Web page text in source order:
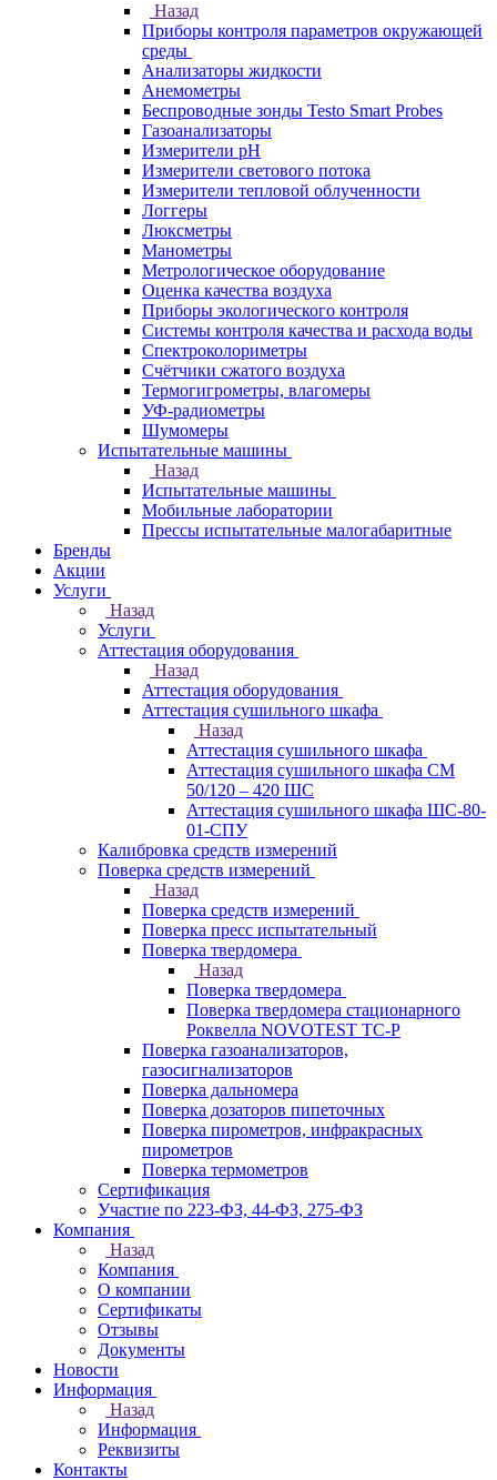
Назад
Приборы контроля параметров окружающей
среды
Анализаторы жидкости
Анемометры
Беспроводные зонды Testo Smart Probes
Газоанализаторы
Измерители pH
Измерители светового потока
Измерители тепловой облученности
Логгеры
Люксметры
Манометры
Метрологическое оборудование
Оценка качества воздуха
Приборы экологического контроля
Системы контроля качества и расхода воды
Спектроколориметры
Счётчики сжатого воздуха
Термогигрометры, влагомеры
УФ-радиометры
Шумомеры
Испытательные машины
Назад
Испытательные машины
Мобильные лаборатории
Прессы испытательные малогабаритные
Бренды
Акции
Услуги
Назад
Услуги
Аттестация оборудования
Назад
Аттестация оборудования
Аттестация сушильного шкафа
Назад
Аттестация сушильного шкафа
Аттестация сушильного шкафа СМ
50/120 – 420 ШС
Аттестация сушильного шкафа ШС-80-
01-СПУ
Калибровка средств измерений
Поверка средств измерений
Назад
Поверка средств измерений
Поверка пресс испытательный
Поверка твердомера
Назад
Поверка твердомера
Поверка твердомера стационарного
Роквелла NOVOTEST TС-Р
Поверка газоанализаторов,
газосигнализаторов
Поверка дальномера
Поверка дозаторов пипеточных
Поверка пирометров, инфракрасных
пирометров
Поверка термометров
Сертификация
Участие по 223-ФЗ, 44-ФЗ, 275-ФЗ
Компания
Назад
Компания
О компании
Сертификаты
Отзывы
Документы
Новости
Информация
Назад
Информация
Реквизиты
Контакты